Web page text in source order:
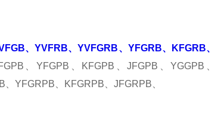
、YVFRB、YVFGRB、YFGRB、KFGRB、
、YFGPB、KFGPB、JFGPB、YGGPB、
YFGRPB、KFGRPB、JFGRPB、